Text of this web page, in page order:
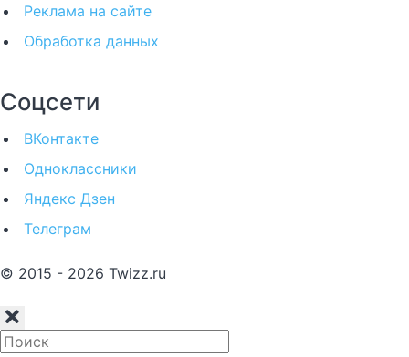
Реклама на сайте
Обработка данных
Соцсети
ВКонтакте
Одноклассники
Яндекс Дзен
Телеграм
© 2015 - 2026 Twizz.ru